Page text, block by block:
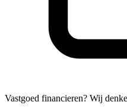
Vastgoed financieren? Wij